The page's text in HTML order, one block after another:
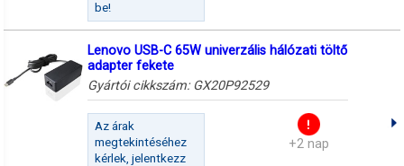
be!
Lenovo USB-C 65W univerzális hálózati töltő
adapter fekete
Gyártói cikkszám: GX20P92529
Az árak
megtekintéséhez
kérlek, jelentkezz
+2 nap